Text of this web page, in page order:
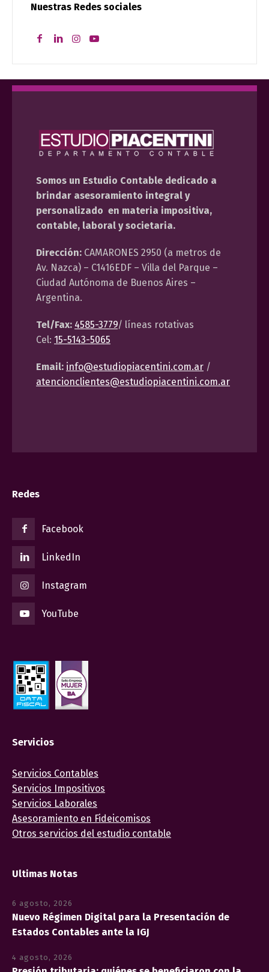
Nuestras Redes sociales
Somos un Estudio Contable dedicado a
brindar asesoramiento integral y
personalizado en materia impositiva,
contable, laboral y societaria.
Dirección: CAMARONES 2950 (a metros de
Av. Nazca) – C1416EDF – Villa del Parque –
Ciudad Autónoma de Buenos Aires –
Argentina.
Tel/Fax: 4585-3779/ líneas rotativas
Cel: 15-5143-5065
Email: info@estudiopiacentini.com.ar /
atencionclientes@estudiopiacentini.com.ar
Redes
Facebook
LinkedIn
Instagram
YouTube
Servicios
Servicios Contables
Servicios Impositivos
Servicios Laborales
Asesoramiento en Fideicomisos
Otros servicios del estudio contable
Ultimas Notas
6 agosto, 2026
Nuevo Régimen Digital para la Presentación de
Estados Contables ante la IGJ
4 agosto, 2026